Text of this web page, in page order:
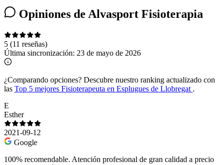
Opiniones de Alvasport Fisioterapia
5 (11 reseñas)
Última sincronización: 23 de mayo de 2026
¿Comparando opciones? Descubre nuestro ranking actualizado con
las Top 5 mejores Fisioterapeuta en Esplugues de Llobregat .
E
Esther
2021-09-12
Google
100% recomendable. Atención profesional de gran calidad a precio